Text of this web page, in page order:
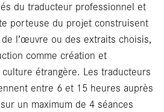
du traducteur professionnel et
porteuse du projet construisent
l’œuvre ou des extraits choisis,
comme création et
culture étrangère. Les traducteurs
entre 6 et 15 heures auprès
un maximum de 4 séances